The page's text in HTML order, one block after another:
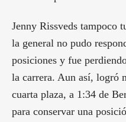
Jenny Rissveds tampoco
la general no pudo
posiciones y fue
la carrera. Aun así, logró
cuarta plaza, a 1:34 de
para conservar una